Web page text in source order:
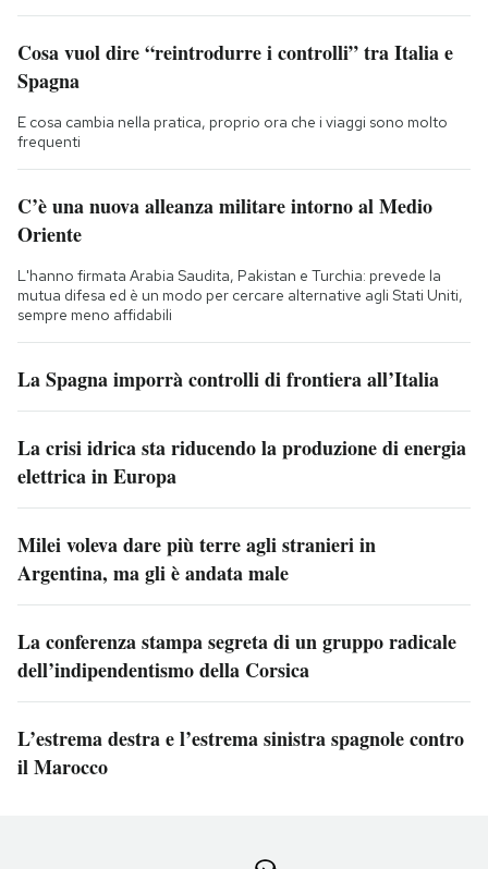
Cosa vuol dire “reintrodurre i controlli” tra Italia e
Spagna
E cosa cambia nella pratica, proprio ora che i viaggi sono molto
frequenti
C’è una nuova alleanza militare intorno al Medio
Oriente
L'hanno firmata Arabia Saudita, Pakistan e Turchia: prevede la
mutua difesa ed è un modo per cercare alternative agli Stati Uniti,
sempre meno affidabili
La Spagna imporrà controlli di frontiera all’Italia
La crisi idrica sta riducendo la produzione di energia
elettrica in Europa
Milei voleva dare più terre agli stranieri in
Argentina, ma gli è andata male
La conferenza stampa segreta di un gruppo radicale
dell’indipendentismo della Corsica
L’estrema destra e l’estrema sinistra spagnole contro
il Marocco